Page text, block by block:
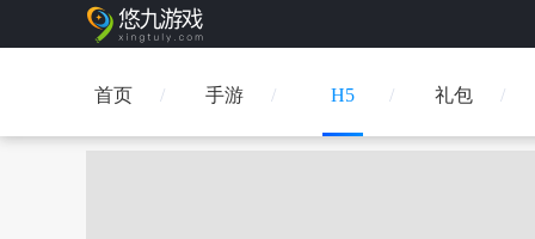
首页 手游 H5 礼包